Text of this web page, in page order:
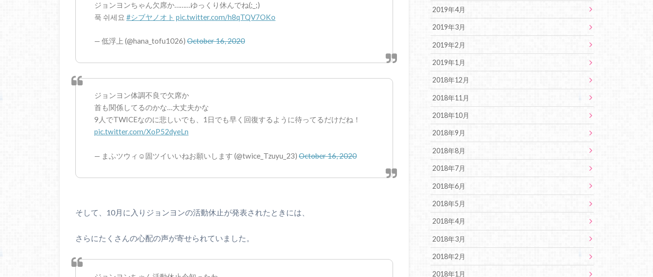
ジョンヨンちゃん欠席か………ゆっくり休んでね(;_;)
푹 쉬세요 #シブヤノオト pic.twitter.com/h8qTQV7OKo
— 低浮上 (@hana_tofu1026) October 16, 2020
ジョンヨン体調不良で欠席か
首も関係してるのかな…大丈夫かな
9人でTWICEなのに悲しいでも、1日でも早く回復するように待ってるだけだね！
pic.twitter.com/XoP52dyeLn
— まふツウィ☺固ツイいいねお願いします (@twice_Tzuyu_23) October 16, 2020
そして、10月に入りジョンヨンの活動休止が発表されたときには、
さらにたくさんの心配の声が寄せられていました。
2019年4月
2019年3月
2019年2月
2019年1月
2018年12月
2018年11月
2018年10月
2018年9月
2018年8月
2018年7月
2018年6月
2018年5月
2018年4月
2018年3月
2018年2月
2018年1月